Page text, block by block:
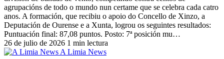
agrupacións de todo o mundo nun certame que se celebra cada catro
anos. A formación, que recibiu o apoio do Concello de Xinzo, a
Deputación de Ourense e a Xunta, logrou os seguintes resultados:
Puntuación final: 87,08 puntos. Posto: 7ª posición mu…
26 de julio de 2026 1 min lectura
A Limia News